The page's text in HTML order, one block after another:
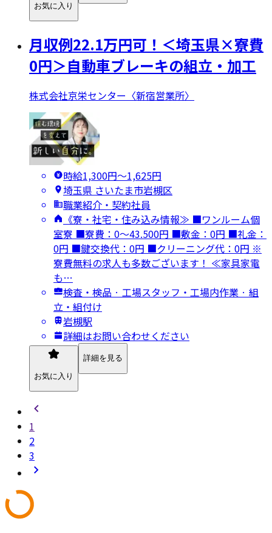
お気に入り
月収例22.1万円可！＜埼玉県×寮費
0円＞自動車ブレーキの組立・加工
株式会社京栄センター〈新宿営業所〉
時給1,300円〜1,625円
埼玉県 さいたま市岩槻区
職業紹介・契約社員
《寮・社宅・住み込み情報≫ ■ワンルーム個
室寮 ■寮費：0～43.500円 ■敷金：0円 ■礼金：
0円 ■鍵交換代：0円 ■クリーニング代：0円 ※
寮費無料の求人も多数ございます！ ≪家具家電
も…
検査・検品 · 工場スタッフ・工場内作業 · 組
立・組付け
岩槻駅
詳細はお問い合わせください
お気に入り
詳細を見る
1
2
3